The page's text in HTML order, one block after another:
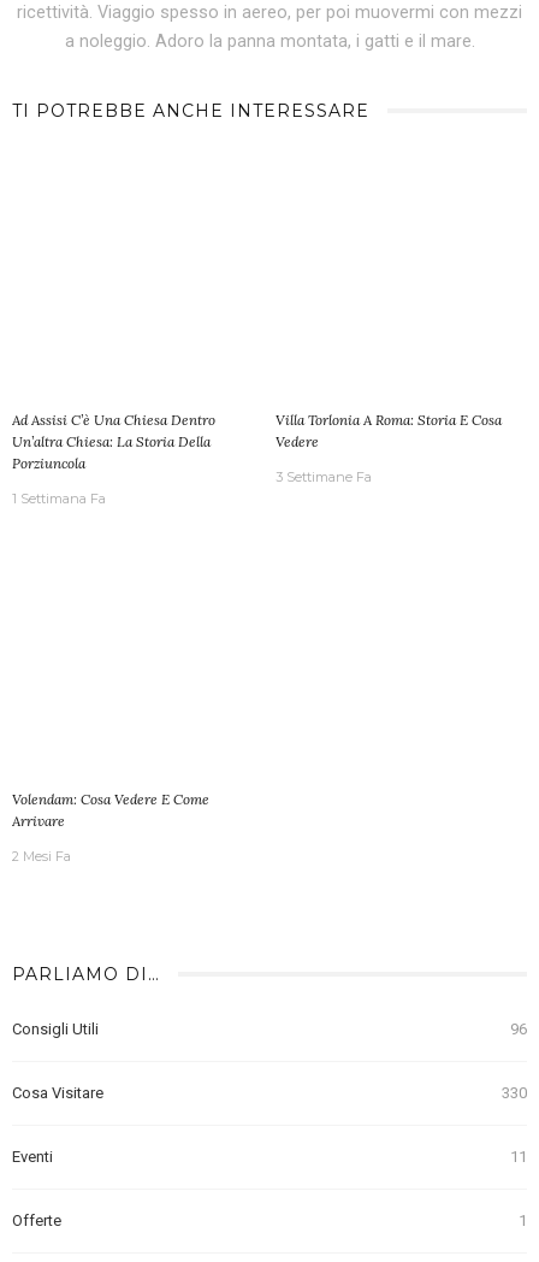
ricettività. Viaggio spesso in aereo, per poi muovermi con mezzi
a noleggio. Adoro la panna montata, i gatti e il mare.
TI POTREBBE ANCHE INTERESSARE
Ad Assisi C’è Una Chiesa Dentro
Un’altra Chiesa: La Storia Della
Porziuncola
1 Settimana Fa
Villa Torlonia A Roma: Storia E Cosa
Vedere
3 Settimane Fa
Volendam: Cosa Vedere E Come
Arrivare
2 Mesi Fa
PARLIAMO DI…
Consigli Utili 96
Cosa Visitare 330
Eventi 11
Offerte 1